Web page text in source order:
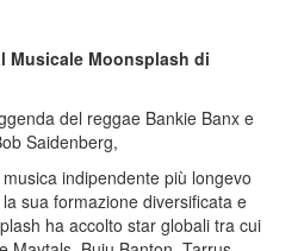
Musicale Moonsplash di
del reggae Bankie Banx e
Saidenberg,
indipendente più longevo
sua formazione diversificata e
ha accolto star globali tra cui